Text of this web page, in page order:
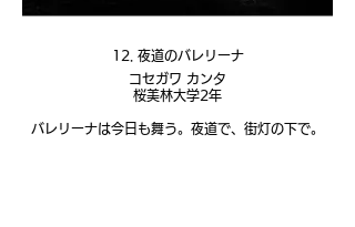
12. 夜道のバレリーナ
コセガワ カンタ
桜美林大学2年
バレリーナは今日も舞う。夜道で、街灯の下で。